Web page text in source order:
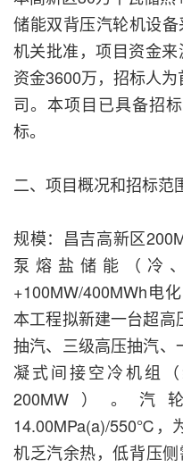
储能双背压汽轮机设
机关批准，项目资金
资金3600万，招标人
司。本项目已具备招
标。
二、项目概况和招标范
规模：昌吉高新区
泵熔盐储能（冷
+100MW/400MWh电
本工程拟新建一台超
抽汽、三级高压抽汽
凝式间接空冷机组
200MW）。
14.00MPa(a)/550℃，
机乏汽余热，低背压